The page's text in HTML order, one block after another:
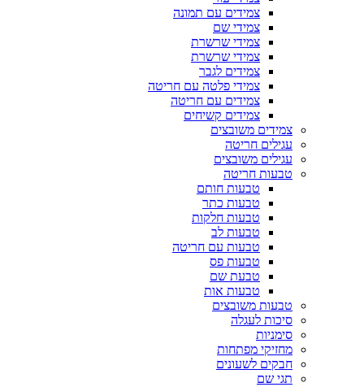
צמידים עם תמונה
צמידי שם
צמידי שרשרת
צמידי שרשרת
צמידים לגבר
צמידי פלטה עם חריטה
צמידים עם חריטה
צמידים קשיחים
צמידים משובצים
עגילים חריטה
עגילים משובצים
טבעות חריטה
טבעות חותם
טבעות כתר
טבעות חלקות
טבעות לב
טבעות עם חריטה
טבעות פס
טבעת שם
טבעות אות
טבעות משובצים
סיכות לעגלה
סימניות
מחזיקי מפתחות
חבקים לשעונים
תגי שם